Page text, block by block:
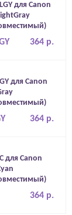
для Canon
364 р.
для Canon
364 р.
для Canon
364 р.